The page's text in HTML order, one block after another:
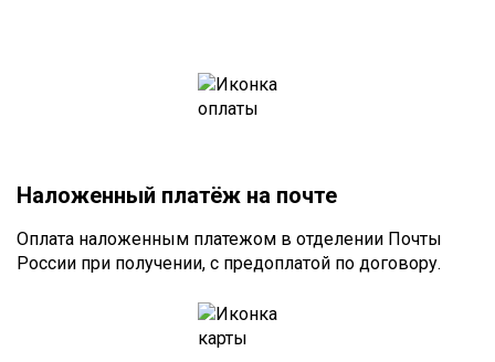
Наложенный платёж на почте
Оплата наложенным платежом в отделении Почты
России при получении, с предоплатой по договору.